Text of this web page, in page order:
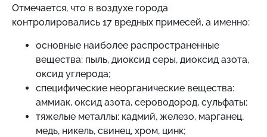
Отмечается, что в воздухе города
контролировались 17 вредных примесей, а именно:
основные наиболее распространенные
вещества: пыль, диоксид серы, диоксид азота,
оксид углерода;
специфические неорганические вещества:
аммиак, оксид азота, сероводород, сульфаты;
тяжелые металлы: кадмий, железо, марганец,
медь, никель, свинец, хром, цинк;